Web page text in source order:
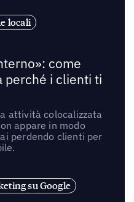
locali
come
perché i clienti ti
attività colocalizzata
appare in modo
perdendo clienti per
su Google